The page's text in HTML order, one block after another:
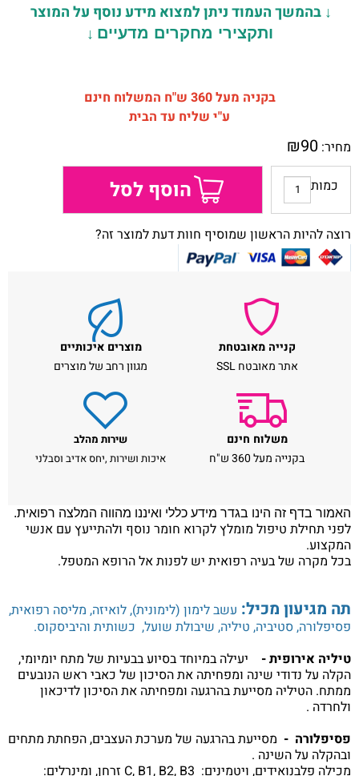
↓ בהמשך העמוד ניתן למצוא מידע נוסף על המוצר
ותקצירי מחקרים מדעיים ↓
בקניה מעל 360 ש"ח המשלוח חינם
ע"י שליח עד הבית
מחיר:
₪90
כמות הוסף לסל
רוצה להיות הראשון שמוסיף חוות דעת למוצר זה?
קנייה מאובטחת
אתר מאובטח SSL
מוצרים איכותיים
מגוון רחב של מוצרים
משלוח חינם
בקנייה מעל 360 ש"ח
שירות מהלב
איכות ושירות ,יחס אדיב וסבלני
האמור בדף זה הינו בגדר מידע כללי ואיננו מהווה המלצה רפואית.
לפני תחילת טיפול מומלץ לקרוא חומר נוסף ולהתייעץ עם אנשי
המקצוע.
בכל מקרה של בעיה רפואית יש לפנות אל הרופא המטפל.
תה מגיעון מכיל: עשב לימון (לימונית), לואיזה, מליסה רפואית,
פסיפלורה, סטיביה, טיליה, שיבולת שועל, כשותית והיביסקוס.
טיליה אירופית -
יעילה במיוחד בסיוע בבעיות של מתח יומיומי,
הקלה על נדודי שינה ומפחיתה את הסיכון של כאבי ראש הנובעים
ממתח. הטיליה מסייעת בהרגעה ומפחיתה את הסיכון לדיכאון
ולחרדה .
פסיפלורה - מסייעת בהרגעה של מערכת העצבים, הפחתת מתחים
ובהקלה על השינה .
מכילה פלבנואידים, ויטמינים: C, B1, B2, B3 זרחן, ומינרלים: